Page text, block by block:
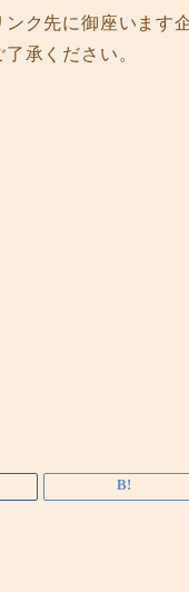
ク先に御座います
承ください。